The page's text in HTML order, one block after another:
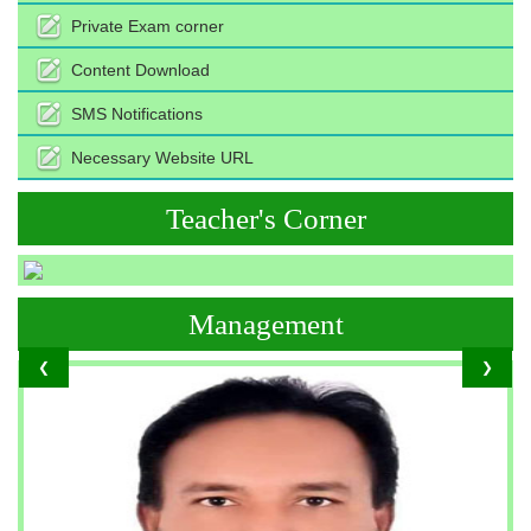
Private Exam corner
Content Download
SMS Notifications
Necessary Website URL
Teacher's Corner
❮ ❯
Management